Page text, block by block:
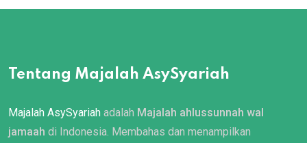
Tentang Majalah AsySyariah
Majalah AsySyariah adalah Majalah ahlussunnah wal
jamaah di Indonesia. Membahas dan menampilkan